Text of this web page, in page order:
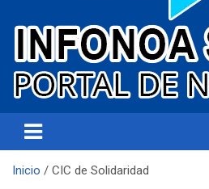
Infonoa Salta
Inicio CIC de Solidaridad